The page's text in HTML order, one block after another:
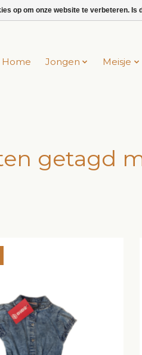
Home Jongen Meisje
getagd
op om onze website te verbeteren. Is